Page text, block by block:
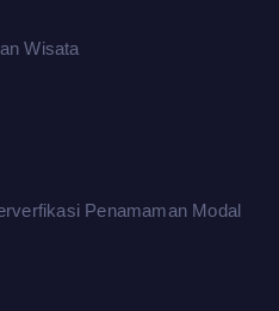
Wisata
Penamaman Modal